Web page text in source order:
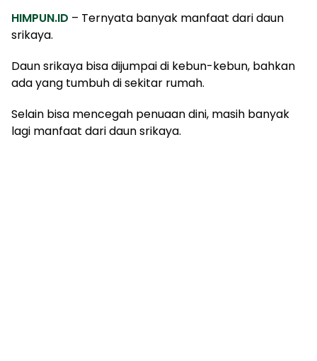
HIMPUN.ID – Ternyata banyak manfaat dari daun
srikaya.
Daun srikaya bisa dijumpai di kebun-kebun, bahkan
ada yang tumbuh di sekitar rumah.
Selain bisa mencegah penuaan dini, masih banyak
lagi manfaat dari daun srikaya.